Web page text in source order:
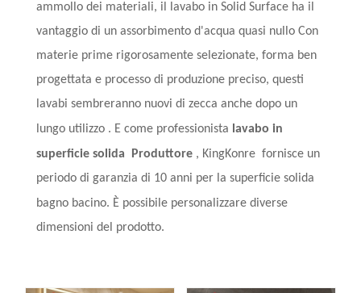
ammollo dei materiali, il lavabo in Solid Surface ha il
vantaggio di un assorbimento d'acqua quasi nullo Con
materie prime rigorosamente selezionate, forma ben
progettata e processo di produzione preciso, questi
lavabi sembreranno nuovi di zecca anche dopo un
lungo utilizzo . E come professionista lavabo in
superficie solida
Produttore , KingKonre fornisce un
periodo di garanzia di 10 anni per la superficie solida
bagno bacino. È possibile personalizzare diverse
dimensioni del prodotto.